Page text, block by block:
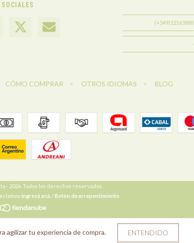
agilizar tu experiencia de compra. ENTENDIDO
SOCIALES
CÓMO COMPRAR OTROS IDIOMAS BLOG
- 2026. Todos los derechos reservados.
ingresá acá. /Botón de arrepentimiento